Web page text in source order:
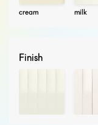
cream milk
Finish